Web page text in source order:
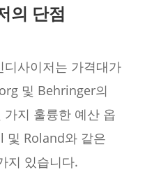
의 단점
사이저는 가격대가
및 Behringer의
지 훌륭한 예산 옵
및 Roland와 같은
지 있습니다.